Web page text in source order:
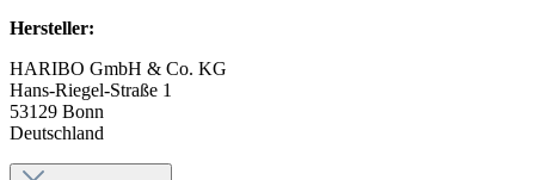
Hersteller:
HARIBO GmbH & Co. KG
Hans-Riegel-Straße 1
53129 Bonn
Deutschland